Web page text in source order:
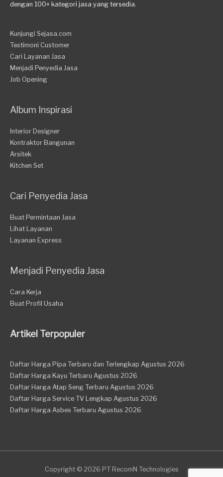
dengan 100+ kategori jasa yang tersedia.
Kunjungi Sejasa.com
Testimoni Customer
Cari Layanan Jasa
Menjadi Penyedia Jasa
Job Opening
Album Inspirasi
Interior Designer
Kontraktor Bangunan
Arsitek
Kitchen Set
Cari Penyedia Jasa
Buat Permintaan Jasa
Lihat Layanan
Layanan Express
Menjadi Penyedia Jasa
Cara Kerja
Buat Profil Usaha
Artikel Terpopuler
Daftar Harga Pipa Terbaru dan Terlengkap Agustus 2026
Daftar Harga Kayu Terbaru Agustus 2026
Daftar Harga Atap Seng Terbaru Agustus 2026
Daftar Harga Service TV Lengkap Agustus 2026
Daftar Harga Asbes Terbaru Agustus 2026
Copyright © 2026 PT RecomN Technologies